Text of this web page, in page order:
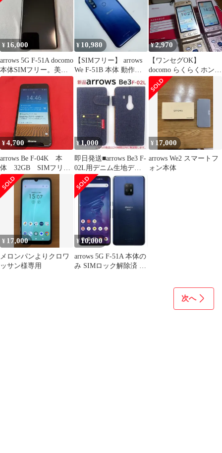
¥ 16,000
arrows 5G F-51A docomo
本体SIMフリー。美
品、不具合無し
¥ 10,980
【SIMフリー】 arrows
We F-51B 本体 動作確
認済み
¥2,970
【ワンセグOK】
docomo らくらくホン7
F-09B 2台セット 充電
器あり
¥4,700
arrows Be F-04K 本
体 32GB SIMフリ
ー アローズ
¥ 1,000
即日発送■arrows Be3 F-
02L用デニム生地デザ
イン手帳型ケース新品
¥ 17,000
arrows We2 スマートフ
ォン本体
¥ 17,000
メロンパンよりクロワ
ッサン様専用
¥10,000
arrows 5G F-51A 本体の
み SIMロック解除済 バ
次へ